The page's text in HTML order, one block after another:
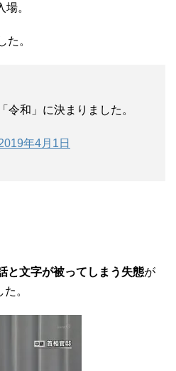
。
た。
令和」に決まりました。
年4月1日
と文字が被ってしまう失態が
。